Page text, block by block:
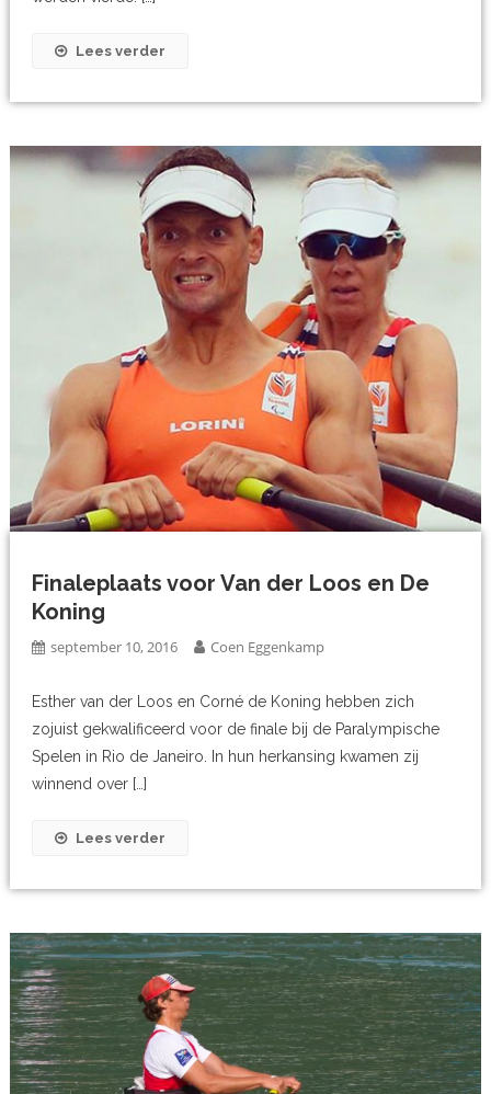
Lees verder
Finaleplaats voor Van der Loos en De
Koning
september 10, 2016 Coen Eggenkamp
Esther van der Loos en Corné de Koning hebben zich
zojuist gekwalificeerd voor de finale bij de Paralympische
Spelen in Rio de Janeiro. In hun herkansing kwamen zij
winnend over […]
Lees verder